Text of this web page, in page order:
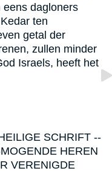
eens dagloners
ten
getal der
zullen minder
Israels, heeft het
SCHRIFT --
HEREN
VERENIGDE